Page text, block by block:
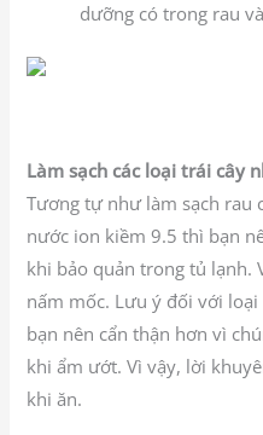
dưỡng có trong rau
Làm sạch các loại trái cây
Tương tự như làm sạch rau
nước ion kiềm 9.5 thì bạn
khi bảo quản trong tủ lạnh.
nấm mốc. Lưu ý đối với
bạn nên cẩn thận hơn vì
khi ẩm ướt. Vì vậy, lời
khi ăn.